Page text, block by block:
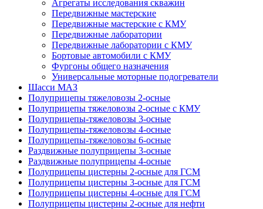
Агрегаты исследования скважин
Передвижные мастерские
Передвижные мастерские с КМУ
Передвижные лаборатории
Передвижные лаборатории с КМУ
Бортовые автомобили с КМУ
Фургоны общего назначения
Универсальные моторные подогреватели
Шасси МАЗ
Полуприцепы тяжеловозы 2-осные
Полуприцепы тяжеловозы 2-осные с КМУ
Полуприцепы-тяжеловозы 3-осные
Полуприцепы-тяжеловозы 4-осные
Полуприцепы-тяжеловозы 6-осные
Раздвижные полуприцепы 3-осные
Раздвижные полуприцепы 4-осные
Полуприцепы цистерны 2-осные для ГСМ
Полуприцепы цистерны 3-осные для ГСМ
Полуприцепы цистерны 4-осные для ГСМ
Полуприцепы цистерны 2-осные для нефти